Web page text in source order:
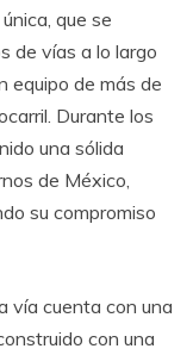
que se
de vías a lo largo
equipo de más de
Durante los
una sólida
de México,
su compromiso
vía cuenta con una
con una